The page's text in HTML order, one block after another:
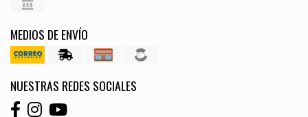
MEDIOS DE ENVÍO
NUESTRAS REDES SOCIALES